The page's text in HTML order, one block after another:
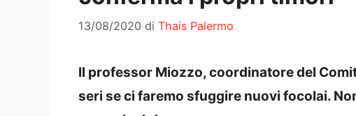
13/08/2020 di Thais Palermo
Il professor Miozzo, coordinatore del
seri se ci faremo sfuggire nuovi focolai.